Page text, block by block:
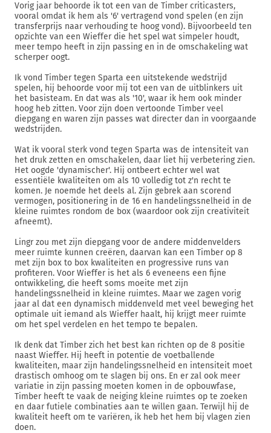
Vorig jaar behoorde ik tot een van de Timber criticasters,
vooral omdat ik hem als '6' vertragend vond spelen (en zijn
transferprijs naar verhouding te hoog vond). Bijvoorbeeld ten
opzichte van een Wieffer die het spel wat simpeler houdt,
meer tempo heeft in zijn passing en in de omschakeling wat
scherper oogt.
Ik vond Timber tegen Sparta een uitstekende wedstrijd
spelen, hij behoorde voor mij tot een van de uitblinkers uit
het basisteam. En dat was als '10', waar ik hem ook minder
hoog heb zitten. Voor zijn doen vertoonde Timber veel
diepgang en waren zijn passes wat directer dan in voorgaande
wedstrijden.
Wat ik vooral sterk vond tegen Sparta was de intensiteit van
het druk zetten en omschakelen, daar liet hij verbetering zien.
Het oogde 'dynamischer'. Hij ontbeert echter wel wat
essentiële kwaliteiten om als 10 volledig tot z'n recht te
komen. Je noemde het deels al. Zijn gebrek aan scorend
vermogen, positionering in de 16 en handelingssnelheid in de
kleine ruimtes rondom de box (waardoor ook zijn creativiteit
afneemt).
Lingr zou met zijn diepgang voor de andere middenvelders
meer ruimte kunnen creëren, daarvan kan een Timber op 8
met zijn box to box kwaliteiten en progressive runs van
profiteren. Voor Wieffer is het als 6 eveneens een fijne
ontwikkeling, die heeft soms moeite met zijn
handelingssnelheid in kleine ruimtes. Maar we zagen vorig
jaar al dat een dynamisch middenveld met veel beweging het
optimale uit iemand als Wieffer haalt, hij krijgt meer ruimte
om het spel verdelen en het tempo te bepalen.
Ik denk dat Timber zich het best kan richten op de 8 positie
naast Wieffer. Hij heeft in potentie de voetballende
kwaliteiten, maar zijn handelingssnelheid en intensiteit moet
drastisch omhoog om te slagen bij ons. En er zal ook meer
variatie in zijn passing moeten komen in de opbouwfase,
Timber heeft te vaak de neiging kleine ruimtes op te zoeken
en daar futiele combinaties aan te willen gaan. Terwijl hij de
kwaliteit heeft om te variëren, ik heb het hem bij vlagen zien
doen.